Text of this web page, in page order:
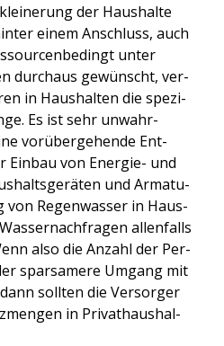
der Haus­hal­te
einem Anschluss, auch
unter
durch­aus gewünscht, ver­
in Haus­hal­ten die spe­zi­
Es ist sehr unwahr­
vor­über­ge­hen­de Ent­
Ein­bau von Ener­gie- und
und Arma­tu­
von Regen­was­ser in Haus­
allen­falls
also die Anzahl der Per­
spar­sa­me­re Umgang mit
soll­ten die Ver­sor­ger
in Pri­vat­haus­hal­